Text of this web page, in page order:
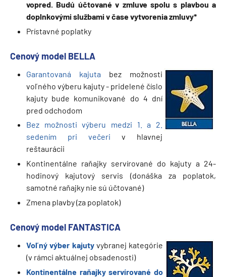
vopred. Budú účtované v zmluve spolu s plavbou a
doplnkovými službami v čase vytvorenia zmluvy*
Prístavné poplatky
Cenový model BELLA
Garantovaná kajuta bez možnosti
voľného výberu kajuty - pridelené číslo
kajuty bude komunikované do 4 dní
pred odchodom
Bez možnosti výberu medzi 1. a 2.
sedením pri večeri v hlavnej
reštaurácii
Kontinentálne raňajky servírované do kajuty a 24-
hodinový kajutový servis (donáška za poplatok,
samotné raňajky nie sú účtované)
Zmena plavby (za poplatok)
Cenový model FANTASTICA
Voľný výber kajuty vybranej kategórie
(v rámci aktuálnej obsadenosti)
Kontinentálne raňajky servírované do